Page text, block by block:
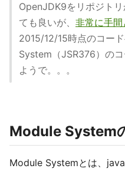
OpenJDK9をリポジト
ても良いが、 非常に手
2015/12/15時点のコー
System（JSR376）の
ようで。。。
Module System
Module Systemとは、